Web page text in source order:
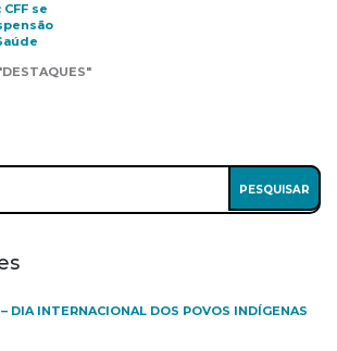
se
DIA INTERNACIONAL DOS POVOS INDÍGENAS